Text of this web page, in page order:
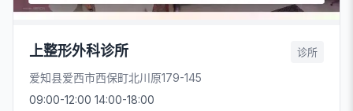
上整形外科诊所 诊所
爱知县爱西市西保町北川原179-145
09:00-12:00 14:00-18:00